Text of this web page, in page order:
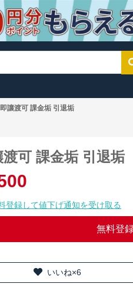
即讓渡可 課金垢 引退垢
渡可 課金垢 引退垢
登録して値下げ通知を受け取る
無料登
いいね×6